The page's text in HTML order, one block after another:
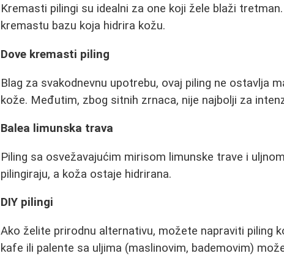
Kremasti pilingi su idealni za one koji žele blaži
kremastu bazu koja hidrira kožu.
Dove kremasti piling
Blag za svakodnevnu upotrebu, ovaj piling ne ostavlja
kože. Međutim, zbog sitnih zrnaca, nije najbolji za
Balea limunska trava
Piling sa osvežavajućim mirisom limunske trave i
pilingiraju, a koža ostaje hidrirana.
DIY pilingi
Ako želite prirodnu alternativu, možete napraviti piling
kafe ili palente sa uljima (maslinovim, bademovim)